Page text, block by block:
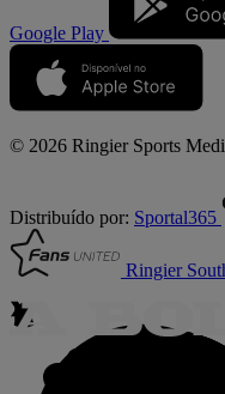
Google Play
© 2026 Ringier Sports
Distribuído por: Sportal365
Ringier